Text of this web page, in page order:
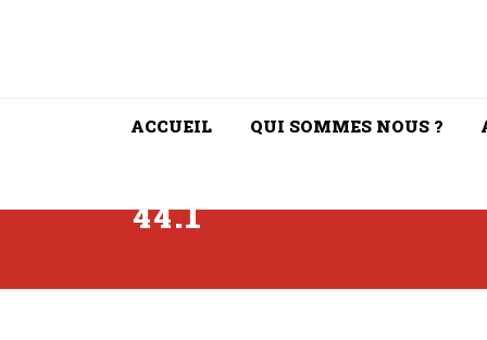
ACCUEIL QUI SOMMES NOUS ?
44.1